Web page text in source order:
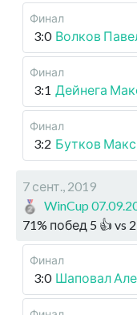
Финал
3:0 Волков
Финал
3:1 Дейнега
Финал
3:2 Бутков
7 сент., 2019
WinCup
71% побед 5 👍 vs 2
Финал
3:0 Шаповал